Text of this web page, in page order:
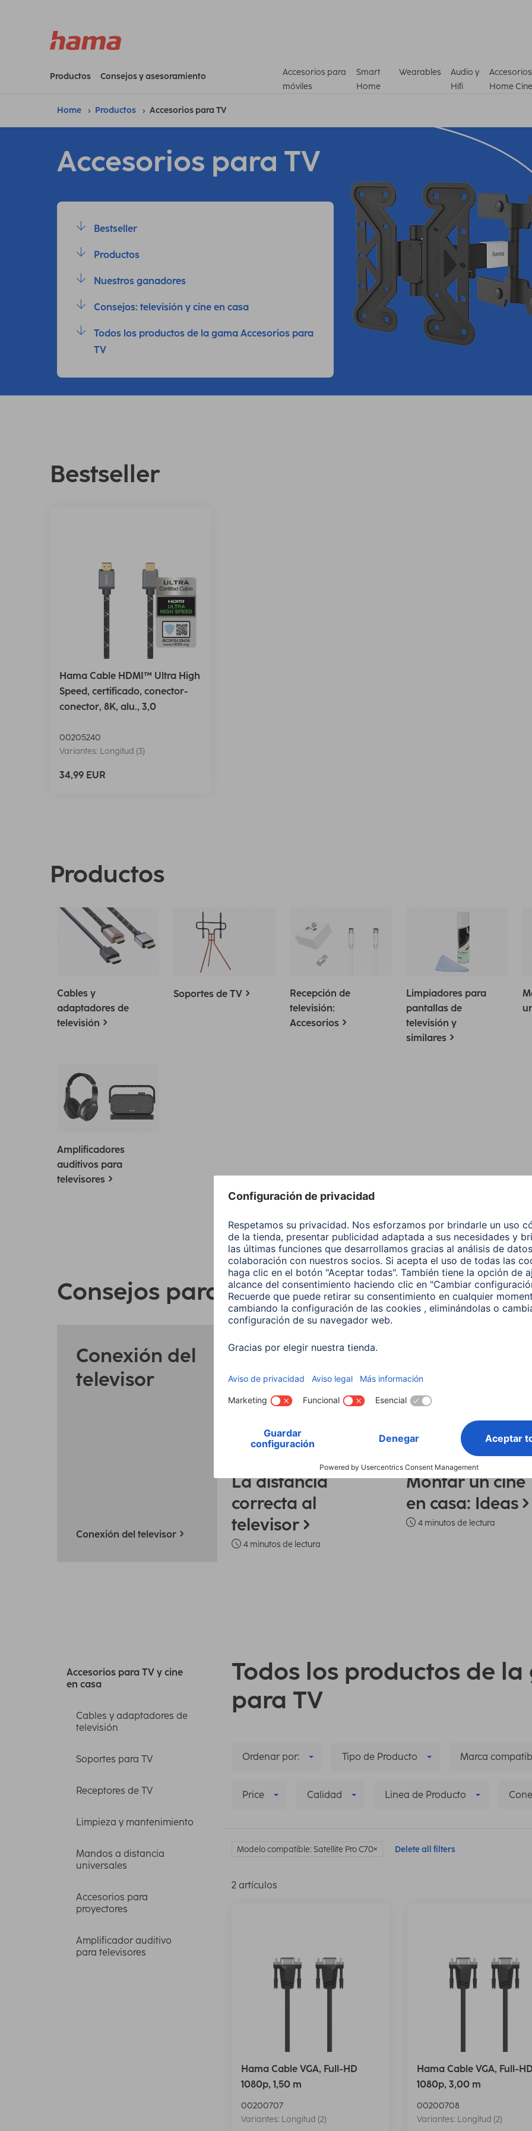
Productos Consejos y asesoramiento
Accesorios para
móviles
Smart
Home
Wearables
Audio y
Hifi
Home
Home Productos Accesorios para TV
Accesorios para TV
Bestseller
Productos
Nuestros ganadores
Consejos: televisión y cine en casa
Todos los productos de la gama Accesorios para
TV
Bestseller
Hama Cable HDMI™ Ultra High
Speed, certificado, conector-
conector, 8K, alu., 3,0
00205240
Variantes: Longitud (3)
34,99 EUR
Productos
Cables y
adaptadores de
televisión
Soportes de TV
Recepción de
televisión:
Accesorios
Limpiadores para
pantallas de
televisión y
similares
Amplificadores
auditivos para
televisores
Consejos para la televisión y el cine en
Conexión del
televisor
Conexión del televisor
TV y cine en casa: consejos
Instalación y montaje del televisor
La distancia
correcta al
televisor
4 minutos de lectura
TV y cine en casa: consejos
Equipar el salón del televisor
Montar un cine
en casa: Ideas
4 minutos de lectura
Accesorios para TV y cine
en casa
Cables y adaptadores de
televisión
Soportes para TV
Receptores de TV
Limpieza y mantenimiento
Mandos a distancia
universales
Accesorios para
proyectores
Amplificador auditivo
para televisores
Todos los productos de
para TV
Ordenar por: Tipo de Producto Marca
Price Calidad Linea de Producto
Modelo compatible: Satellite Pro C70 Delete all filters
2 artículos
Hama Cable VGA, Full-HD
1080p, 1,50 m
00200707
Variantes: Longitud (2)
Hama Cable VGA, Full-
1080p, 3,00 m
00200708
Variantes: Longitud (2)